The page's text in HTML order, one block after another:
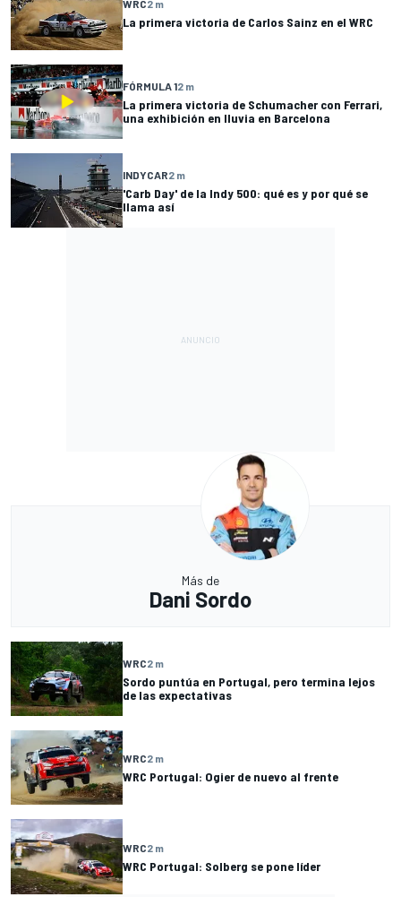
WRC2 m
La primera victoria de Carlos Sainz en el WRC
FÓRMULA 12 m
La primera victoria de Schumacher con Ferrari,
una exhibición en lluvia en Barcelona
INDYCAR2 m
'Carb Day' de la Indy 500: qué es y por qué se
llama así
Más de
Dani Sordo
WRC2 m
Sordo puntúa en Portugal, pero termina lejos
de las expectativas
WRC2 m
WRC Portugal: Ogier de nuevo al frente
WRC2 m
WRC Portugal: Solberg se pone líder